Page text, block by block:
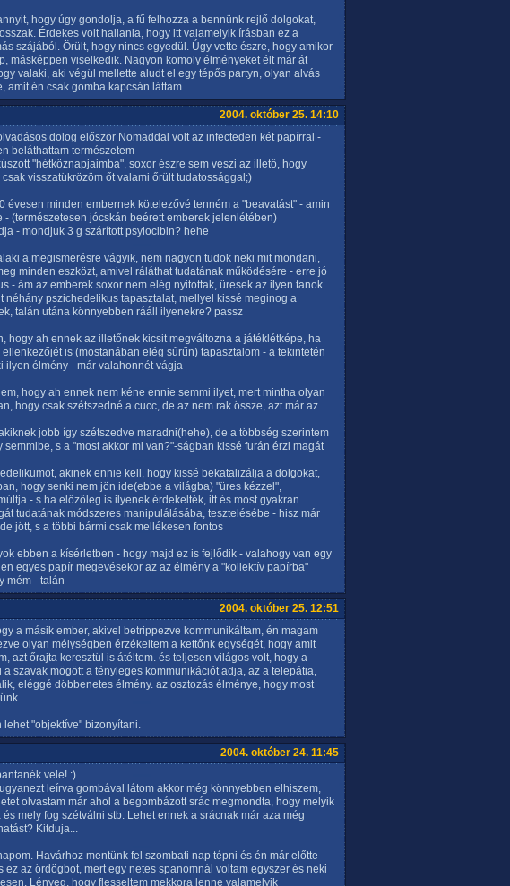
hogy úgy gondolja, a fű felhozza a bennünk rejlő dolgokat,
Érdekes volt hallania, hogy itt valamelyik írásban ez a
szájából. Örült, hogy nincs egyedül. Úgy vette észre, hogy amikor
másképpen viselkedik. Nagyon komoly élményeket élt már át
valaki, aki végül mellette aludt el egy tépős partyn, olyan alvás
amit én csak gomba kapcsán láttam.
2004. október 25. 14:10
dolog először Nomaddal volt az infecteden két papírral -
beláthattam természetem
"hétköznapjaimba", soxor észre sem veszi az illető, hogy
visszatükrözöm őt valami őrült tudatossággal;)
évesen minden embernek kötelezővé tenném a "beavatást" - amin
- (természetesen jócskán beérett emberek jelenlétében)
- mondjuk 3 g szárított psylocibin? hehe
a megismerésre vágyik, nem nagyon tudok neki mit mondani,
minden eszközt, amivel ráláthat tudatának működésére - erre jó
- ám az emberek soxor nem elég nyitottak, üresek az ilyen tanok
néhány pszichedelikus tapasztalat, mellyel kissé meginog a
talán utána könnyebben rááll ilyenekre? passz
hogy ah ennek az illetőnek kicsit megváltozna a játéklétképe, ha
is (mostanában elég sűrűn) tapasztalom - a tekintetén
ilyen élmény - már valahonnét vágja
hogy ah ennek nem kéne ennie semmi ilyet, mert mintha olyan
hogy csak szétszedné a cucc, de az nem rak össze, azt már az
jobb így szétszedve maradni(hehe), de a többség szerintem
s a "most akkor mi van?"-ságban kissé furán érzi magát
akinek ennie kell, hogy kissé bekatalizálja a dolgokat,
hogy senki nem jön ide(ebbe a világba) "üres kézzel",
- s ha előzőleg is ilyenek érdekelték, itt és most gyakran
tudatának módszeres manipulálásába, tesztelésébe - hisz már
jött, s a többi bármi csak mellékesen fontos
ebben a kísérletben - hogy majd ez is fejlődik - valahogy van egy
egyes papír megevésekor az az élmény a "kollektív papírba"
mém - talán
2004. október 25. 12:51
a másik ember, akivel betrippezve kommunikáltam, én magam
olyan mélységben érzékeltem a kettőnk egységét, hogy amit
azt őrajta keresztül is átéltem. és teljesen világos volt, hogy a
a szavak mögött a tényleges kommunikációt adja, az a telepátia,
eléggé döbbenetes élmény. az osztozás élménye, hogy most
lehet "objektíve" bizonyítani.
2004. október 24. 11:45
vele! :)
leírva gombával látom akkor még könnyebben elhiszem,
olvastam már ahol a begombázott srác megmondta, hogy melyik
mely fog szétválni stb. Lehet ennek a srácnak már aza még
Kitduja...
Havárhoz mentünk fel szombati nap tépni és én már előtte
ez az ördögbot, mert egy netes spanomnál voltam egyszer és neki
Lényeg, hogy flesseltem mekkora lenne valamelyik